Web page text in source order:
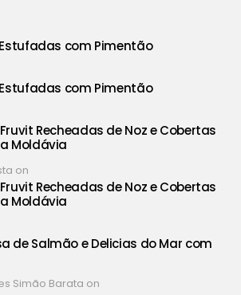
com Pimentão
com Pimentão
Recheadas de Noz e Cobertas
Moldávia
on
Recheadas de Noz e Cobertas
Moldávia
de Salmão e Delicias do Mar com
Simão Barata on